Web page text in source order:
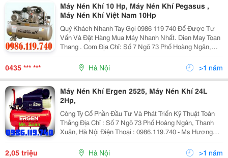
Máy Nén Khí 10 Hp, Máy Nén Khí Pegasus ,
Máy Nén Khí Việt Nam 10Hp
Quý Khách Nhanh Tay Gọi 0986 119 740 Để Được Tư
Vấn Và Đặt Hàng Mua Máy Nhanh Nhất. Dien May Toan
Thang . Com Địa Chỉ: Số 7 Ngõ 73 Phố Hoàng Ngân,
Thanh Xuân, Hà Nội. Hotline: 0986 119 740 &Ndash;
0901 777 348 Website: Http://Dienmaytoanthan
0435 *** *** Hà Nội >1 năm
Máy Nén Khí Ergen 2525, Máy Nén Khí 24L
2Hp,
Công Ty Cổ Phần Đầu Tư Và Phát Triển Kỹ Thuật Toàn
Thắng Địa Chỉ : Số 7 Ngõ 73 Phố Hoàng Ngân, Thanh
Xuân, Hà Nội Điện Thoại : 0986.119.740 - Ms Hương
Website : Http:// Dienmaytoanthang.com.vn Chúng Tôi
Luôn Luôn Nỗ Lực Để Giữ Vững Vị Thế
2,05 triệu Hà Nội >1 năm